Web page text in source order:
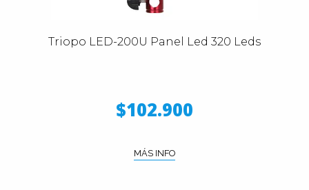
Triopo LED-200U Panel Led 320 Leds
$102.900
MÁS INFO